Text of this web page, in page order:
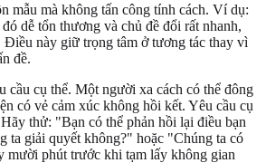
mẫu mà không tấn công tính cách. Ví dụ:
dễ tổn thương và chủ đề đổi rất nhanh,
Điều này giữ trọng tâm ở tương tác thay vì
đề.
cầu cụ thể. Một người xa cách có thể đông
có vẻ cảm xúc không hồi kết. Yêu cầu cụ
thử: "Bạn có thể phản hồi lại điều bạn
ta giải quyết không?" hoặc "Chúng ta có
mười phút trước khi tạm lấy không gian